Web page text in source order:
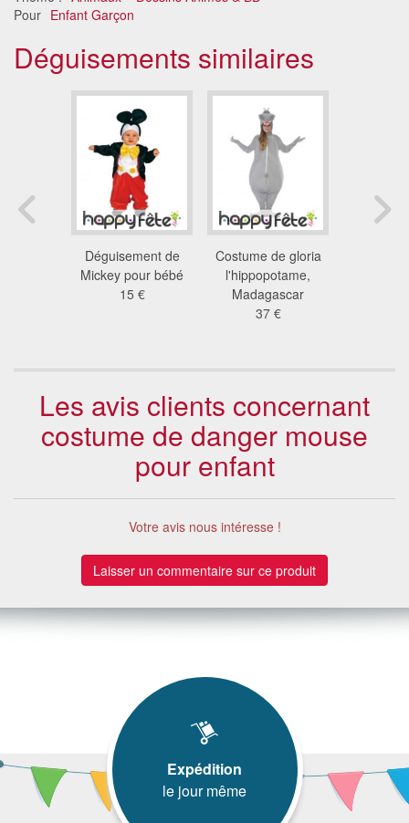
Pour Enfant Garçon
Déguisements similaires
Déguisement de
Mickey pour bébé
15 €
Costume de gloria
l'hippopotame,
Madagascar
37 €
Les avis clients concernant
costume de danger mouse
pour enfant
Votre avis nous intéresse !
Laisser un commentaire sur ce produit
Expédition
le jour même